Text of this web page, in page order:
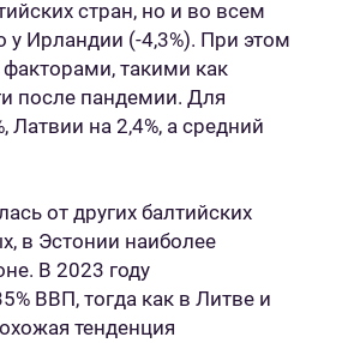
стран, но и во всем
Ирландии (-4,3%). При этом
такими как
после пандемии. Для
на 2,4%, а средний
от других балтийских
в Эстонии наиболее
В 2023 году
ВВП, тогда как в Литве и
тенденция